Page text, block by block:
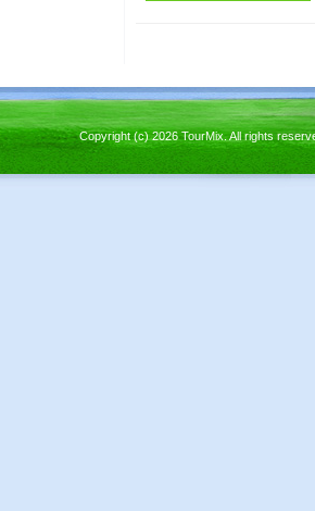
Copyright (c) 2026 TourMix. All rights